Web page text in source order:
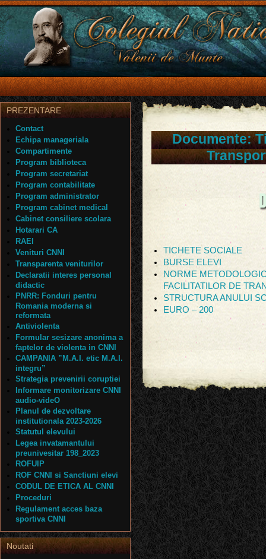
Documente:
TICHETE SOCIALE
BURSE ELEVI
NORME
FACILITATILOR DE
STRUCTURA ANULUI
EURO – 200
PREZENTARE
Contact
Echipa manageriala
Compartimente
Program biblioteca
Program secretariat
Program contabilitate
Program administrator
Program cabinet medical
Cabinet consiliere scolara
Hotarari CA
RAEI
Venituri CNNI
Transparenta veniturilor
Declaratii interes personal
didactic
PNRR: Fonduri pentru
Romania moderna si
reformata
Antiviolenta
Formular sesizare anonima a
faptelor de violenta in CNNI
CAMPANIA ”M.A.I. etic M.A.I.
integru”
Strategia prevenirii coruptiei
Informare monitorizare CNNI
audio-videO
Planul de dezvoltare
institutionala 2023-2026
Statutul elevului
Legea invatamantului
preunivesitar 198_2023
ROFUIP
ROF CNNI si Sanctiuni elevi
CODUL DE ETICA AL CNNI
Proceduri
Regulament acces baza
sportiva CNNI
Noutati